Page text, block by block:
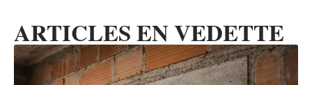
ARTICLES EN VEDETTE